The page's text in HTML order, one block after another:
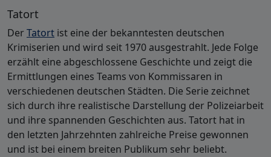
Tatort
DerTatort ist eine der bekanntesten deutschen
Krimiserien und wird seit 1970 ausgestrahlt. Jede Folge
erzählt eine abgeschlossene Geschichte und zeigt die
Ermittlungen eines Teams von Kommissaren in
verschiedenen deutschen Städten. Die Serie zeichnet
sich durch ihre realistische Darstellung der Polizeiarbeit
und ihre spannenden Geschichten aus. Tatort hat in
den letzten Jahrzehnten zahlreiche Preise gewonnen
und ist bei einem breiten Publikum sehr beliebt.